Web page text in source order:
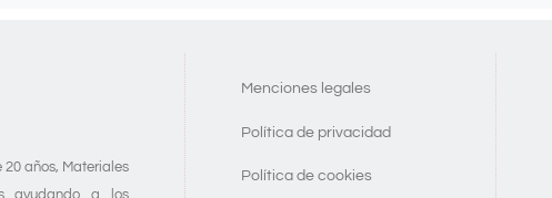
20 años, Materiales
Menciones legales
Política de privacidad
Política de cookies